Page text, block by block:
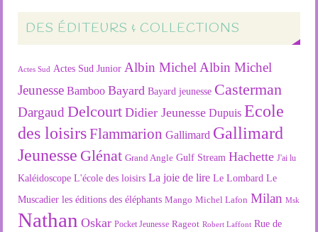
DES ÉDITEURS & COLLECTIONS
Actes Sud Actes Sud Junior Albin Michel Albin Michel
Jeunesse Bamboo Bayard Bayard jeunesse Casterman
Dargaud Delcourt Didier Jeunesse Dupuis Ecole
des loisirsFlammarion Gallimard Gallimard
Jeunesse Glénat Grand Angle Gulf Stream Hachette J'ai lu
Kaléidoscope L'école des loisirs La joie de lire Le Lombard Le
Muscadier les éditions des éléphants Mango Michel Lafon Milan Msk
Nathan Oskar Pocket Jeunesse Rageot Robert Laffont Rue de